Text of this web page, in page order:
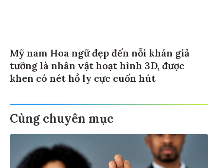
Mỹ nam Hoa ngữ đẹp đến nỗi khán giả
tưởng là nhân vật hoạt hình 3D, được
khen có nét hồ ly cực cuốn hút
Cùng chuyên mục